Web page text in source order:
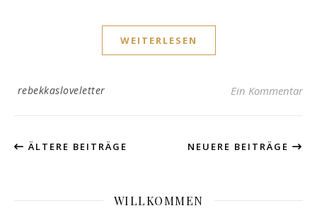
WEITERLESEN
rebekkasloveletter Ein Kommentar
ÄLTERE BEITRÄGE NEUERE BEITRÄGE
WILLKOMMEN